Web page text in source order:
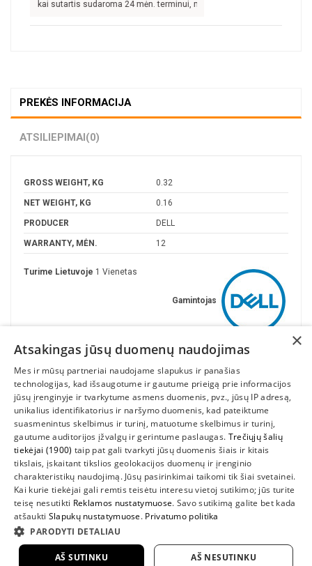
€, kai sutartis sudaroma 24 mėn. terminui, metinė palūkanų norma –
PREKĖS INFORMACIJA
ATSILIEPIMAI(0)
GROSS WEIGHT, KG 0.32
NET WEIGHT, KG 0.16
PRODUCER DELL
WARRANTY, MĖN. 12
Gamintojas
Turime Lietuvoje 1 Vienetas
INFORMACIJA
SUSIEKITE
×
Atsakingas jūsų duomenų naudojimas
Mes ir mūsų partneriai naudojame slapukus ir panašias
technologijas, kad išsaugotume ir gautume prieigą prie informacijos
jūsų įrenginyje ir tvarkytume asmens duomenis, pvz., jūsų IP adresą,
unikalius identifikatorius ir naršymo duomenis, kad pateiktume
suasmenintus skelbimus ir turinį, matuotume skelbimus ir turinį,
gautume auditorijos įžvalgų ir gerintume paslaugas. Trečiųjų šalių
tiekėjai (1900) taip pat gali tvarkyti jūsų duomenis šiais ir kitais
tikslais, įskaitant tikslios geolokacijos duomenų ir įrenginio
charakteristikų naudojimą. Jūsų pasirinkimai taikomi tik šiai svetainei.
Kai kurie tiekėjai gali remtis teisėtu interesu vietoj sutikimo; jūs turite
teisę nesutikti Reklamos nustatymuose. Savo sutikimą galite bet kada
atšaukti Slapukų nustatymuose. Privatumo politika
PARODYTI DETALIAU
AŠ SUTINKU AŠ NESUTINKU